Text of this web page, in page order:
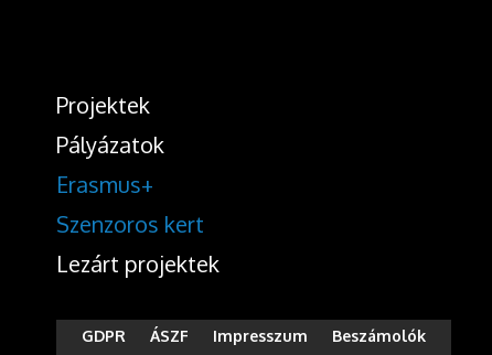
Projektek
Pályázatok
Erasmus+
Szenzoros kert
Lezárt projektek
GDPR ÁSZF Impresszum
Beszámolók